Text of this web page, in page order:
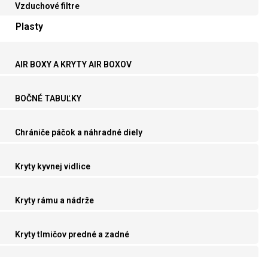
Vzduchové filtre
Plasty
AIR BOXY A KRYTY AIR BOXOV
BOČNÉ TABUĽKY
Chrániče páčok a náhradné diely
Kryty kyvnej vidlice
Kryty rámu a nádrže
Kryty tlmičov predné a zadné